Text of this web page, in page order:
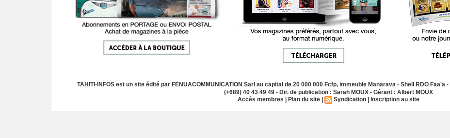
TAHITI-INFOS est un site édité par FENUACOMMUNICATION Sarl au capital de 20 000 000 Fcfp, immeuble Manarava - Shell RDO
(+689) 40 43 49 49 - Dir. de publication : Sarah MOUX - Gérant : Albert MOUX
Accès membres
Plan du site Syndication Inscription au site